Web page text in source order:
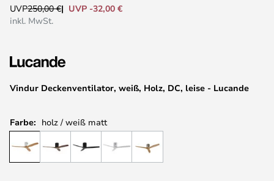
der
Vindur Deckenventilator, weiß, Holz, DC, leise - Lucande
UVP250,00 €
UVP -32,00 €
inkl. MwSt.
Farbe: holz / weiß matt